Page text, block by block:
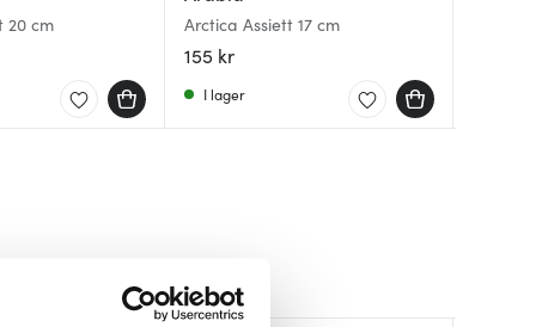
Arctica Assiett 20 cm Arctica Assiett 17 cm
155 kr
I lager